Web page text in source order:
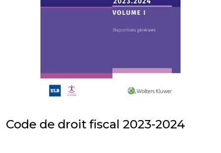
Code de droit fiscal 2023-2024